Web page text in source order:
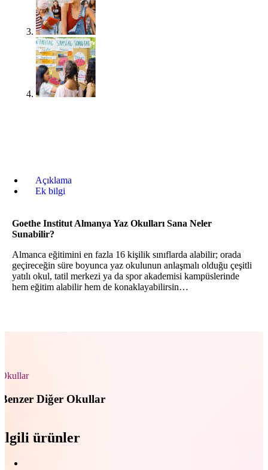
Açıklama
Ek bilgi
Goethe Institut Almanya Yaz Okulları Sana Neler
Sunabilir?
Almanca eğitimini en fazla 16 kişilik sınıflarda alabilir; orada
geçireceğin süre boyunca yaz okulunun anlaşmalı olduğu çeşitli
yatılı okul, tatil merkezi ya da spor akademisi kampüslerinde
hem eğitim alabilir hem de konaklayabilirsin…
Okullar
Benzer Diğer Okullar
İlgili ürünler